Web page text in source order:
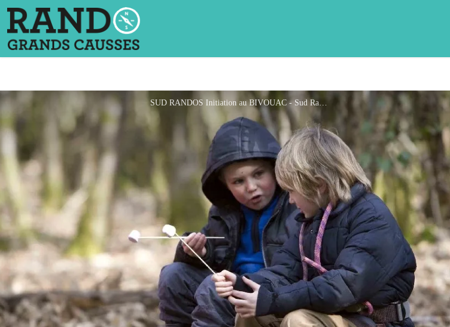
SUD RANDOS Initiation au BIVOUAC - Sud Rando